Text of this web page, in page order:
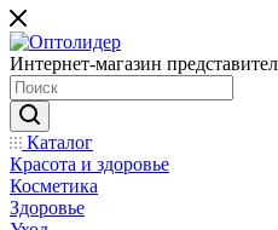
Интернет-магазин
Каталог
Красота и здоровье
Косметика
Здоровье